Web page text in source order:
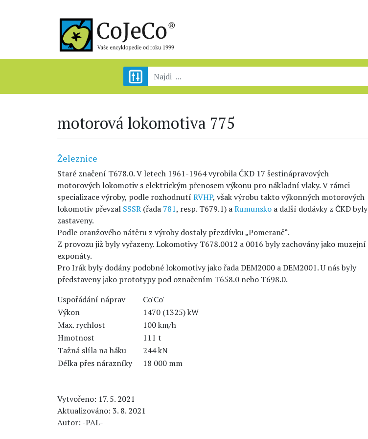
motorová lokomotiva 775
Železnice
Staré značení T678.0. V letech 1961-1964 vyrobila ČKD 17 šestinápravových
motorových lokomotiv s elektrickým přenosem výkonu pro nákladní vlaky. V rámci
specializace výroby, podle rozhodnutí RVHP, však výrobu takto výkonných motorových
lokomotiv převzal SSSR (řada 781, resp. T679.1) aRumunsko a další dodávky z ČKD byly
zastaveny.
Podle oranžového nátěru z výroby dostaly přezdívku „Pomeranč“.
Z provozu již byly vyřazeny. Lokomotivy T678.0012 a 0016 byly zachovány jako muzejní
exponáty.
Pro Irák byly dodány podobné lokomotivy jako řada DEM2000 a DEM2001. U nás byly
představeny jako prototypy pod označením T658.0 nebo T698.0.
Uspořádání náprav
Co'Co'
Výkon
1470 (1325) kW
Max. rychlost
100 km/h
Hmotnost
111 t
Tažná slíla na háku
244 kN
Délka přes nárazníky
18 000 mm
Vytvořeno: 17. 5. 2021
Aktualizováno: 3. 8. 2021
Autor: -PAL-